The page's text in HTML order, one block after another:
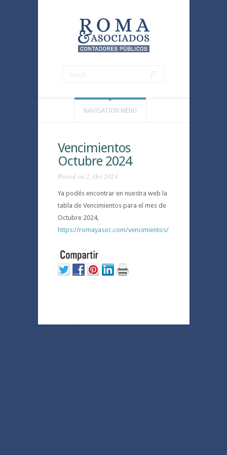
NAVIGATION MENU
Vencimientos
Octubre 2024
Posted on 2, Oct 2024
Ya podés encontrar en nuestra web la
tabla de Vencimientos para el mes de
Octubre 2024,
https://romayasoc.com/vencimientos/